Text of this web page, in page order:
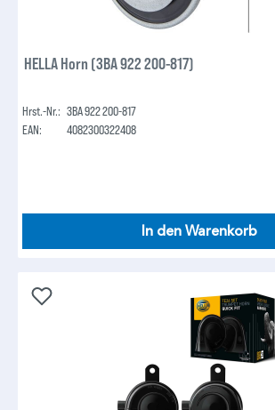
HELLA Horn (3BA 922 200-817)
Hrst.-Nr.: 3BA 922 200-817
EAN:
4082300322408
In den Warenkorb